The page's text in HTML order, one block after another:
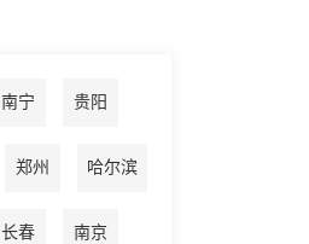
南宁 贵阳
郑州 哈尔滨
长春 南京